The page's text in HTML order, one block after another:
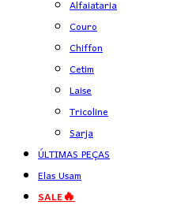
Alfaiataria
Couro
Chiffon
Cetim
Laise
Tricoline
Sarja
ÚLTIMAS PEÇAS
Elas Usam
SALE🔥